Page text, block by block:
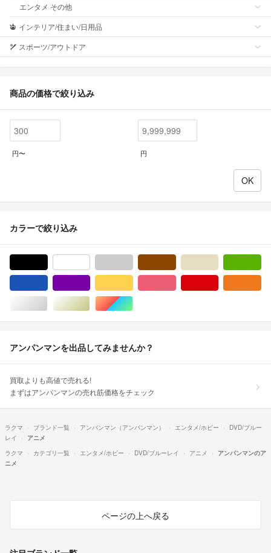
エンタメ その他
インテリア/住まい/日用品
スポーツ/アウトドア
商品の価格で絞り込み
円〜 円
カラーで絞り込み
シルバー/銀色系ゴールド/金色系マルチカラー
アンパンマンを出品してみませんか？
買取よりも高値で売れる!
まずはアンパンマンの売れ筋価格をチェック
ラクマ ブランド一覧 アンパンマン（アンパンマン） エンタメ/ホビー
DVD/ブルー
レイ
アニメ
ラクマ
カテゴリ一覧 エンタメ/ホビー DVD/ブルーレイ アニメ
アンパンマンのア
ニメ
ページの上へ戻る